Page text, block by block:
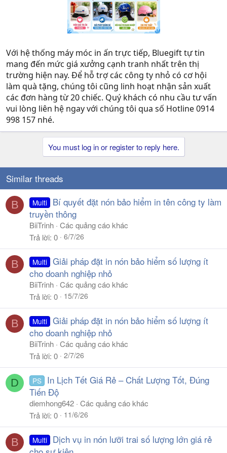
Với hệ thống máy móc in ấn trực tiếp, Bluegift tự tin
mang đến mức giá xưởng cạnh tranh nhất trên thị
trường hiện nay. Để hỗ trợ các công ty nhỏ có cơ hội
làm quà tặng, chúng tôi cũng linh hoạt nhận sản xuất
các đơn hàng từ 20 chiếc. Quý khách có nhu cầu tư vấn
vui lòng liên hệ ngay với chúng tôi qua số Hotline 0914
998 157 nhé.
You must log in or register to reply here.
Similar threads
B Multi
Bí quyết đặt nón bảo hiểm in tên công ty làm
truyền thông
BiiTrinh Các quảng cáo khác
Trả lời 0 6/7/26
B Multi Giải pháp đặt in nón bảo hiểm số lượng ít
cho doanh nghiệp nhỏ
BiiTrinh Các quảng cáo khác
Trả lời 0 15/7/26
B Multi Giải pháp đặt in nón bảo hiểm số lượng ít
cho doanh nghiệp nhỏ
BiiTrinh Các quảng cáo khác
Trả lời 0 2/7/26
D PS
In Lịch Tết Giá Rẻ – Chất Lượng Tốt, Đúng
Tiến Độ
diemhong642 Các quảng cáo khác
Trả lời 0 11/6/26
B Multi
Dịch vụ in nón lưỡi trai số lượng lớn giá rẻ